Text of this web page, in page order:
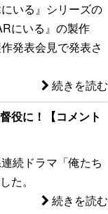
いる』シリーズの
にいる』の製作
発表会見で発表さ
続きを読む
役に！【コメント
続ドラマ「俺たち
た。
続きを読む